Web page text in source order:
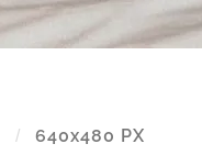
/ 640x480 PX